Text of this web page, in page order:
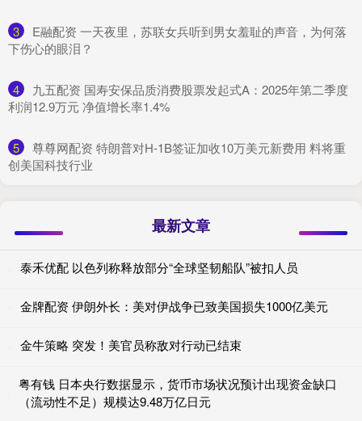
3
​E融配资 一天夜里，苏联女兵听到男女羞耻的声音，为何落
下伤心的眼泪？
4
​九五配资 国寿安保品质消费股票发起式A：2025年第二季度
利润12.9万元 净值增长率1.4%
5
​尊尊网配资 特朗普对H-1B签证加收10万美元新费用 料将重
创美国科技行业
最新文章
泰禾优配 以色列称释放部分“全球坚韧船队”被扣人员
金牌配资 伊朗外长：美对伊战争已致美国损失1000亿美元
金牛策略 突发！美官员称敌对行动已结束
粤有钱 日本央行数据显示，货币市场状况预计出现资金缺口
（流动性不足）规模达9.48万亿日元